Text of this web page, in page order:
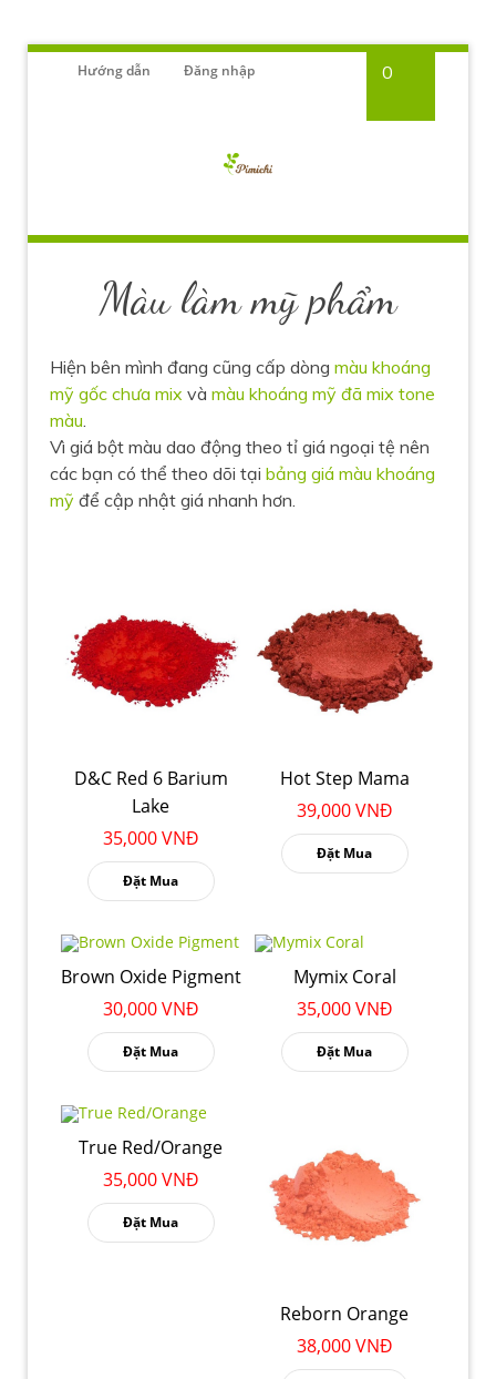
Hướng dẫn Đăng nhập 0
Màu làm mỹ phẩm
Hiện bên mình đang cũng cấp dòng màu khoáng
mỹ gốc chưa mix và màu khoáng mỹ đã mix tone
màu.
Vì giá bột màu dao động theo tỉ giá ngoại tệ nên
các bạn có thể theo dõi tại bảng giá màu khoáng
mỹđể cập nhật giá nhanh hơn.
D&C Red 6 Barium
Lake
35,000 VNĐ
Đặt Mua
Hot Step Mama
39,000 VNĐ
Đặt Mua
Brown Oxide Pigment
30,000 VNĐ
Đặt Mua
Mymix Coral
35,000 VNĐ
Đặt Mua
True Red/Orange
35,000 VNĐ
Đặt Mua
Reborn Orange
38,000 VNĐ